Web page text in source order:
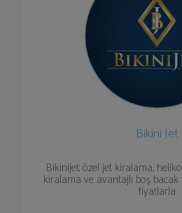
Bikini Jet
Bikinijet; özel jet kiralama,
kiralama ve avantajlı boş bacak
fiyatlarla